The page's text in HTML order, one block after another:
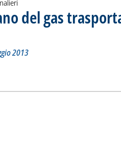
del gas
del giorno 1° maggio 2013
maggio 2013 alle 14.52.
2013
quotidiano del gas